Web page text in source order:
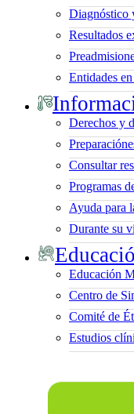
Diagnóstico
Resultados
Entidades
Derechos y
Consultar
Programas
Ayuda para
Durante su
Educación
Centro de
Comité de
Estudios